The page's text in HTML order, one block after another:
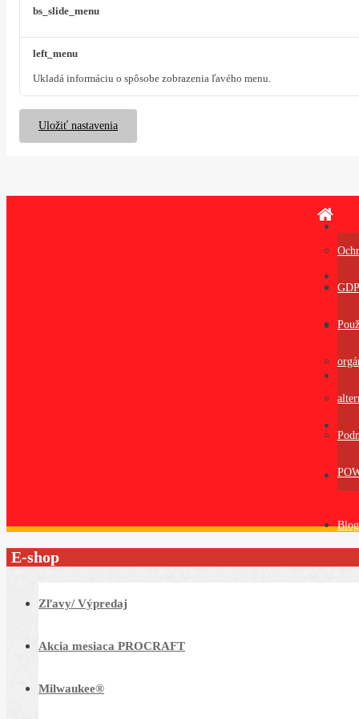
bs_slide_menu
left_menu
Ukladá informáciu o spôsobe zobrazenia ľavého menu.
Uložiť nastavenia
vzor
Blog
E-shop
Zľavy/ Výpredaj
Akcia mesiaca PROCRAFT
Milwaukee®